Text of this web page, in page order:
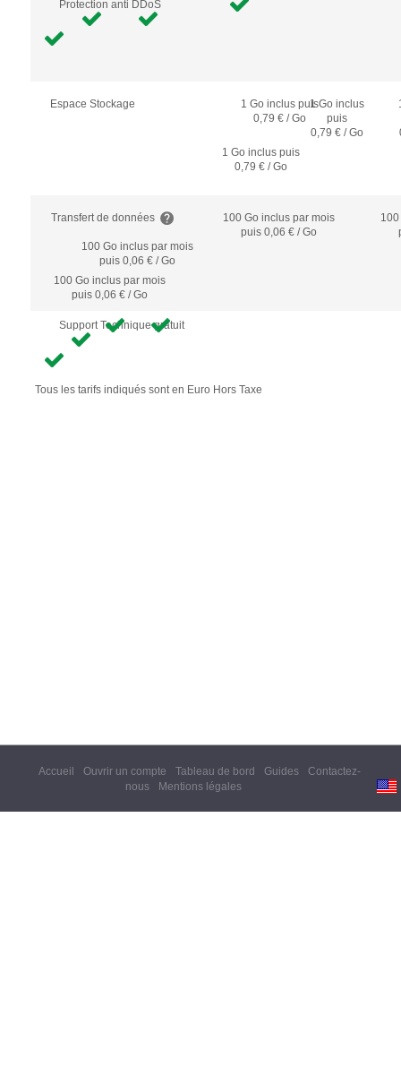
Protection anti DDoS
Espace Stockage
1 Go inclus puis
0,79 € / Go
1 Go inclus
puis
0,79 € / Go
1 Go inclus puis
0,79 € / Go
Transfert de données 100 Go incluspar mois
puis 0,06 € / Go
100 Go incluspar mois
puis 0,06 € / Go
100 Go inclus par mois
puis 0,06 € / Go
Support Technique gratuit
Tous les tarifs indiqués sont en Euro Hors Taxe
Accueil Ouvrir un compte Tableau de bord Guides
Contactez-
nous
Mentions légales